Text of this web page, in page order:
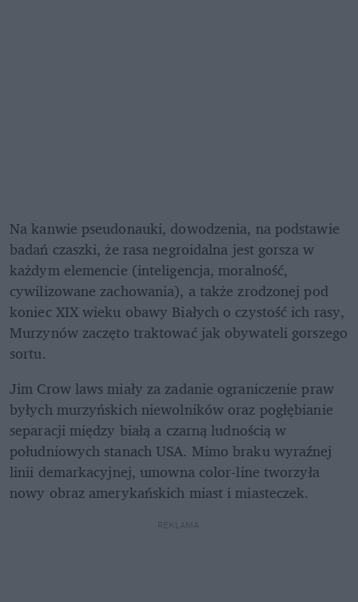
Na kanwie pseudonauki, dowodzenia, na podstawie
badań czaszki, że rasa negroidalna jest gorsza w
każdym elemencie (inteligencja, moralność,
cywilizowane zachowania), a także zrodzonej pod
koniec XIX wieku obawy Białych o czystość ich rasy,
Murzynów zaczęto traktować jak obywateli gorszego
sortu.
Jim Crow laws miały za zadanie ograniczenie praw
byłych murzyńskich niewolników oraz pogłębianie
separacji między białą a czarną ludnością w
południowych stanach USA. Mimo braku wyraźnej
linii demarkacyjnej, umowna color-line tworzyła
nowy obraz amerykańskich miast i miasteczek.
REKLAMA